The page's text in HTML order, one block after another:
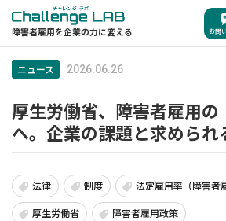
障害者雇用を企業の力に変える お問
ニュース 2026.06.26
厚生労働省、障害者雇用の
へ。企業の課題と求めら
法律 制度 法定雇用率（障害者
厚生労働省 障害者雇用政策